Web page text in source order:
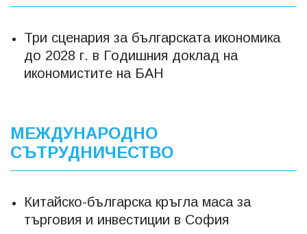
Три сценария за българската икономика
до 2028 г. в Годишния доклад на
икономистите на БАН
МЕЖДУНАРОДНО
СЪТРУДНИЧЕСТВО
Китайско-българска кръгла маса за
търговия и инвестиции в София